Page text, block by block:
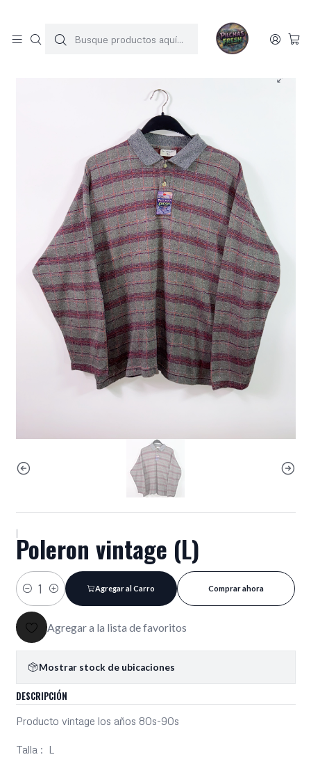
Inicio Poleron vintage (L)
|Poleron vintage (L)
Cantidad
Agregar al Carro Comprar ahora
Agregar a la lista de favoritos
Mostrar stock de ubicaciones
DESCRIPCIÓN
Producto vintage los años 80s-90s
Talla : L